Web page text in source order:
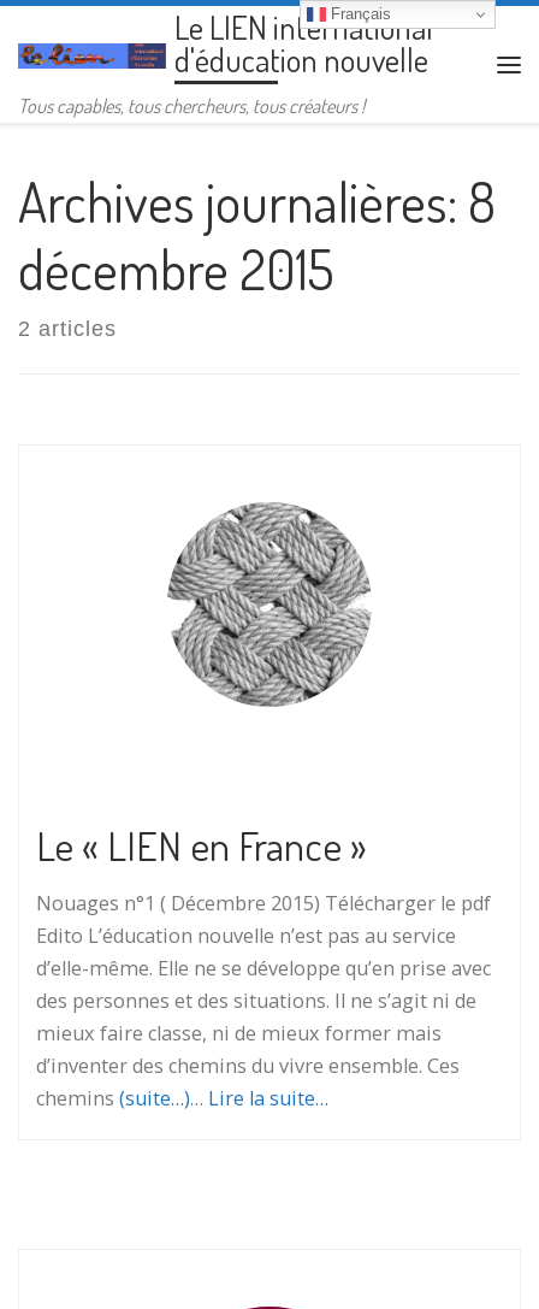
Passer au contenuLe LIEN international
d'éducation nouvelle
Tous capables, tous chercheurs, tous créateurs !
Archives journalières: 8
décembre 2015
2 articles
Le « LIEN en France »
Nouages n°1 ( Décembre 2015) Télécharger le pdf
Edito L’éducation nouvelle n’est pas au service
d’elle-même. Elle ne se développe qu’en prise avec
des personnes et des situations. Il ne s’agit ni de
mieux faire classe, ni de mieux former mais
d’inventer des chemins du vivre ensemble. Ces
chemins (suite…)… Lire la suite…
Français